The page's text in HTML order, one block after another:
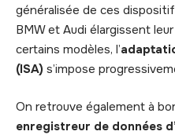
généralisée de ces
BMW et Audi élargissent
certains modèles, l’
(ISA) s’impose
On retrouve également à
enregistreur de données